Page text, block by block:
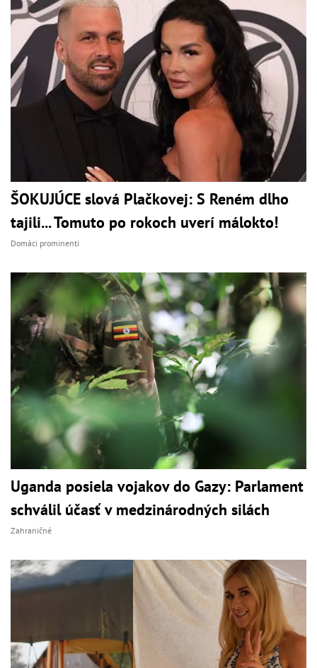
ŠOKUJÚCE slová Plačkovej: S Reném dlho
tajili... Tomuto po rokoch uverí málokto!
Domáci prominenti
Uganda posiela vojakov do Gazy: Parlament
schválil účasť v medzinárodných silách
Zahraničné